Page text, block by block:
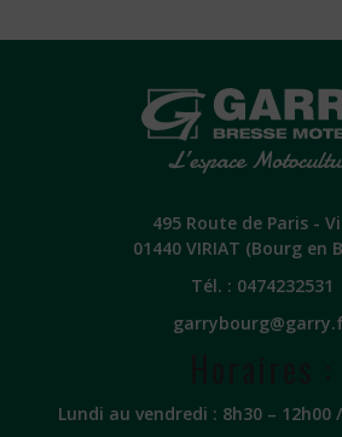
495 Route de Paris -
01440 VIRIAT (Bourg en
Tél. : 0474232531
Lundi au vendredi : 8h30 – 12h00